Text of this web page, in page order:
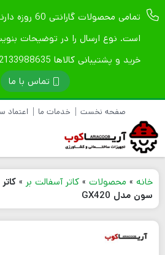
تمامی محصولات
است. نوع ارسال را در توضیحات
خرید و پشتیبانی کالاها 02133988635 - 09125079825
تماس با ما
صفحه نخست خدمات ما اعتماد
خانه » محصولات » کاتر آسفالت بر »
سون مدل GX420